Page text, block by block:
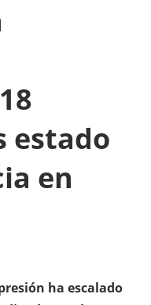
estado
en
ha escalado